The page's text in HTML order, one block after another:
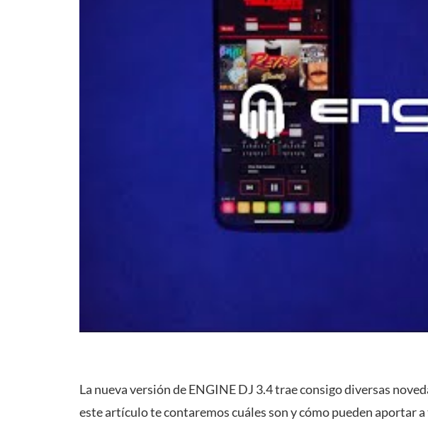
La nueva versión de ENGINE DJ 3.4 trae consigo diversas
este artículo te contaremos cuáles son y cómo pueden aportar